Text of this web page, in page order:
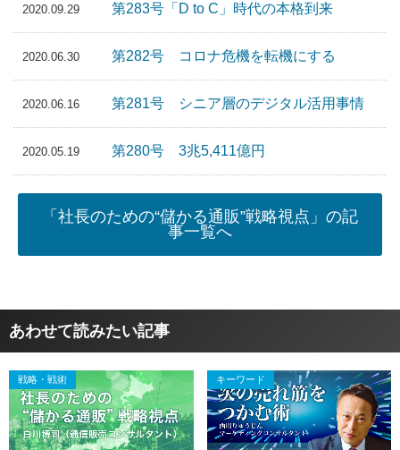
2020.09.29 第283号「D to C」時代の本格到来
2020.06.30 第282号 コロナ危機を転機にする
2020.06.16 第281号 シニア層のデジタル活用事情
2020.05.19 第280号 3兆5,411億円
「社長のための“儲かる通販”戦略視点」の記
事一覧へ
あわせて読みたい記事
戦略・戦術 キーワード